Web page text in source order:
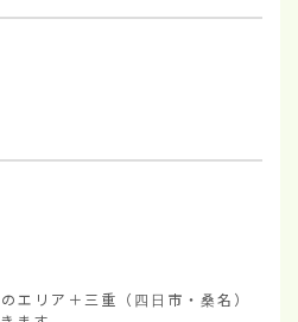
エリア＋三重（四日市・桑名）